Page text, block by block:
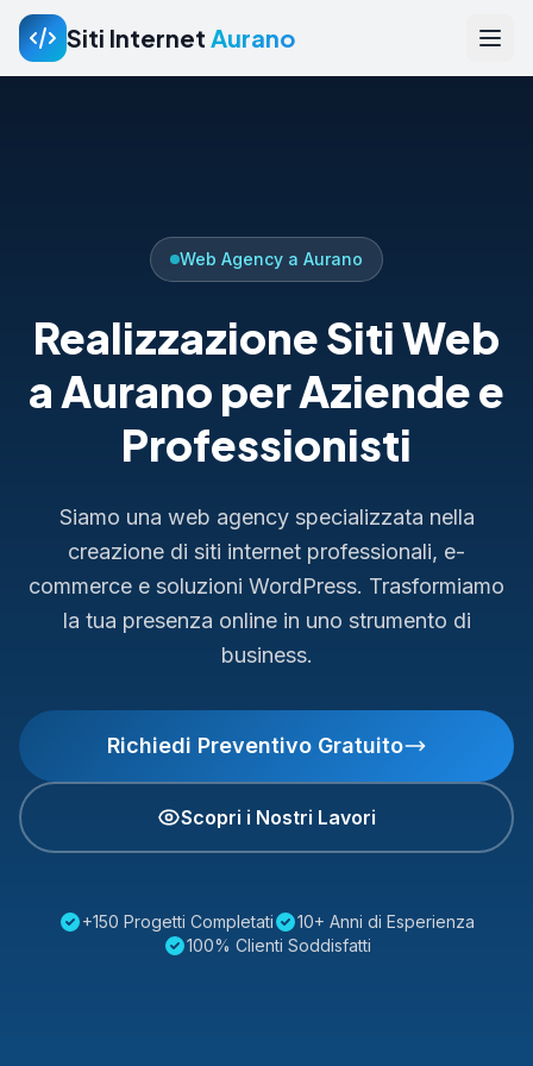
Siti Internet Aurano
Web Agency a Aurano
Realizzazione Siti Web
a Aurano per Aziende e
Professionisti
Siamo una web agency specializzata nella
creazione di siti internet professionali, e-
commerce e soluzioni WordPress. Trasformiamo
la tua presenza online in uno strumento di
business.
Richiedi Preventivo Gratuito
Scopri i Nostri Lavori
+150 Progetti Completati
10+ Anni di Esperienza
100% Clienti Soddisfatti